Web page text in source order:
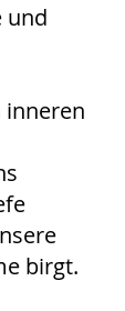
und
birgt.